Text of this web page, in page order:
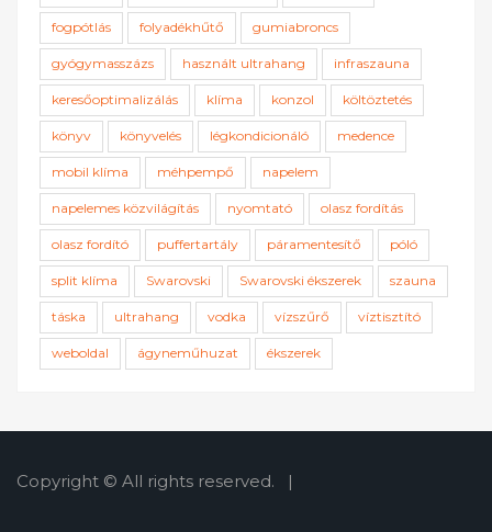
fogpótlás folyadékhűtő gumiabroncs
gyógymasszázs használt ultrahang infraszauna
keresőoptimalizálás klíma konzol költöztetés
könyv könyvelés légkondicionáló medence
mobil klíma méhpempő napelem
napelemes közvilágítás nyomtató olasz fordítás
olasz fordító puffertartály páramentesítő póló
split klíma Swarovski Swarovski ékszerek szauna
táska ultrahang vodka vízszűrő víztisztító
weboldal ágyneműhuzat ékszerek
Copyright © All rights reserved. |